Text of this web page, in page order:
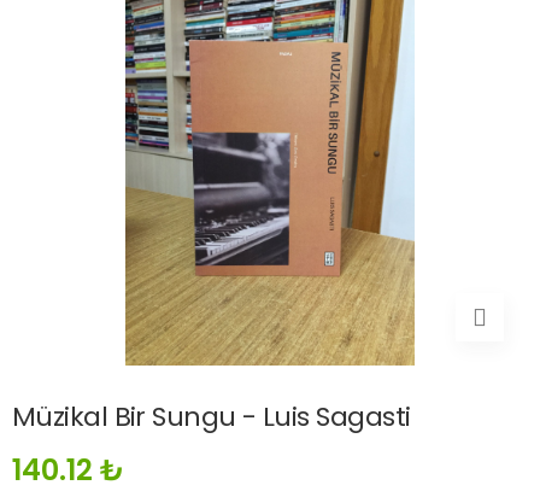
Müzikal Bir Sungu - Luis Sagasti
140.12 ₺